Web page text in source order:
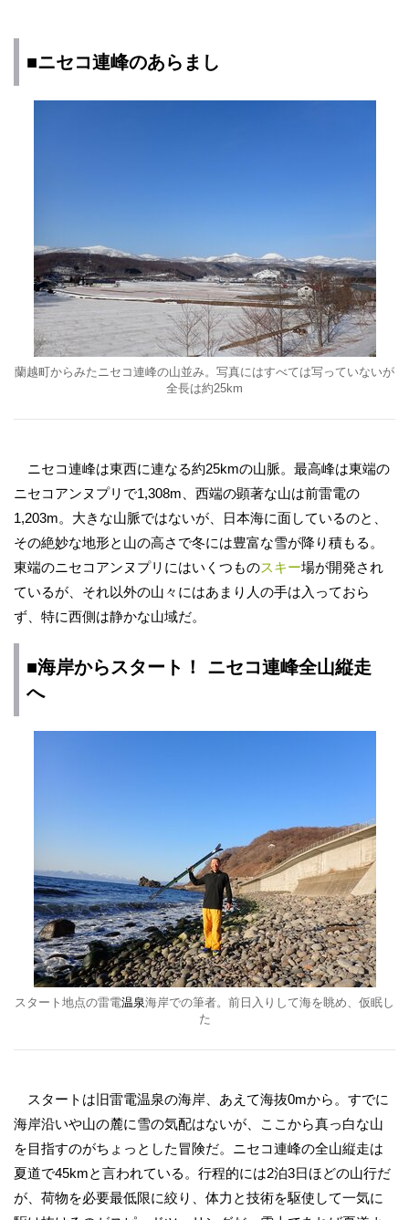
■ニセコ連峰のあらまし
蘭越町からみたニセコ連峰の山並み。写真にはすべては写っていないが
全長は約25km
ニセコ連峰は東西に連なる約25kmの山脈。最高峰は東端の
ニセコアンヌプリで1,308m、西端の顕著な山は前雷電の
1,203m。大きな山脈ではないが、日本海に面しているのと、
その絶妙な地形と山の高さで冬には豊富な雪が降り積もる。
東端のニセコアンヌプリにはいくつものスキー場が開発され
ているが、それ以外の山々にはあまり人の手は入っておら
ず、特に西側は静かな山域だ。
■海岸からスタート！ ニセコ連峰全山縦走
へ
スタート地点の雷電温泉海岸での筆者。前日入りして海を眺め、仮眠し
た
スタートは旧雷電温泉の海岸、あえて海抜0mから。すでに
海岸沿いや山の麓に雪の気配はないが、ここから真っ白な山
を目指すのがちょっとした冒険だ。ニセコ連峰の全山縦走は
夏道で45kmと言われている。行程的には2泊3日ほどの山行だ
が、荷物を必要最低限に絞り、体力と技術を駆使して一気に